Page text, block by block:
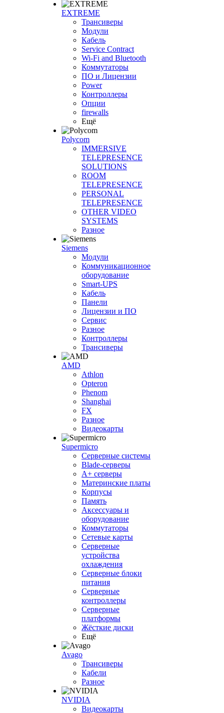
EXTREME
Трансиверы
Модули
Кабель
Service Contract
Wi-Fi and Bluetooth
Коммутаторы
ПО и Лицензии
Power
Контроллеры
Опции
firewalls
Ещё
Polycom
IMMERSIVE
TELEPRESENCE
SOLUTIONS
ROOM
TELEPRESENCE
PERSONAL
TELEPRESENCE
OTHER VIDEO
SYSTEMS
Разное
Siemens
Модули
Коммуникационное
оборудование
Smart-UPS
Кабель
Панели
Лицензии и ПО
Сервис
Разное
Контроллеры
Трансиверы
AMD
Athlon
Opteron
Phenom
Shanghai
FX
Разное
Видеокарты
Supermicro
Серверные системы
Blade-серверы
A+ серверы
Материнские платы
Корпусы
Память
Аксессуары и
оборудование
Коммутаторы
Сетевые карты
Серверные
устройства
охлаждения
Серверные блоки
питания
Серверные
контроллеры
Серверные
платформы
Жёсткие диски
Ещё
Avago
Трансиверы
Кабели
Разное
NVIDIA
Видеокарты